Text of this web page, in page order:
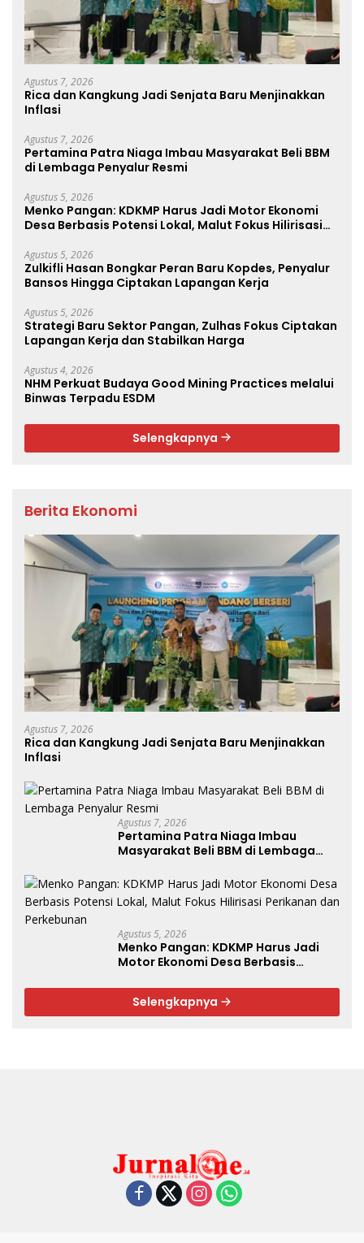
Agustus 7, 2026
Rica dan Kangkung Jadi Senjata Baru Menjinakkan
Inflasi
Agustus 7, 2026
Pertamina Patra Niaga Imbau Masyarakat Beli BBM
di Lembaga Penyalur Resmi
Agustus 5, 2026
Menko Pangan: KDKMP Harus Jadi Motor Ekonomi
Desa Berbasis Potensi Lokal, Malut Fokus Hilirisasi
Agustus 5, 2026
Zulkifli Hasan Bongkar Peran Baru Kopdes, Penyalur
Bansos Hingga Ciptakan Lapangan Kerja
Agustus 5, 2026
Strategi Baru Sektor Pangan, Zulhas Fokus Ciptakan
Lapangan Kerja dan Stabilkan Harga
Agustus 4, 2026
NHM Perkuat Budaya Good Mining Practices melalui
Binwas Terpadu ESDM
Selengkapnya
Berita Ekonomi
Agustus 7, 2026
Rica dan Kangkung Jadi Senjata Baru Menjinakkan
Inflasi
Agustus 7, 2026
Pertamina Patra Niaga Imbau
Masyarakat Beli BBM di Lembaga
Agustus 5, 2026
Menko Pangan: KDKMP Harus Jadi
Motor Ekonomi Desa Berbasis
Perikanan dan Perkebunan
Selengkapnya